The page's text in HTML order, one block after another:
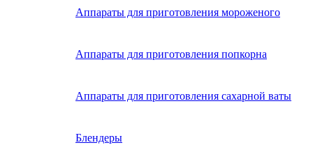
Аппараты для приготовления мороженого
Аппараты для приготовления попкорна
Аппараты для приготовления сахарной ваты
Блендеры